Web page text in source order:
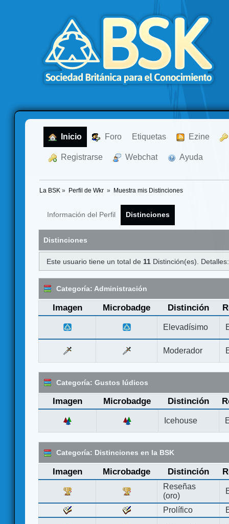
Inicio Foro Etiquetas Ezine
Registrarse Webchat Ayuda
La BSK » Perfil de Wkr » Muestra mis Distinciones
Información del Perfil Distinciones
Distinciones
Este usuario tiene un total de 11 Distinción(es). Detalles:
Categoría: Administración
Imagen Microbadge Distinción
Elevadísimo
Moderador
Categoría: Gustos lúdicos
Imagen Microbadge Distinción
Icehouse
Categoría: Distinciones en la BSK
Imagen Microbadge Distinción
Reseñas
(oro)
Prolífico